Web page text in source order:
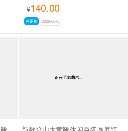
¥140.00
可退换 2026-08-05